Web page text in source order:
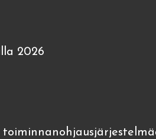
2026